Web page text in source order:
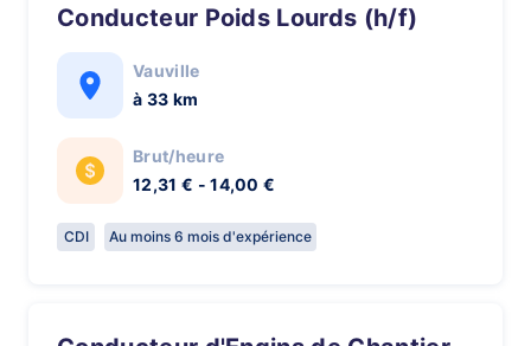
Conducteur Poids Lourds (h/f)
Vauville
à 33 km
Brut/heure
12,31 € - 14,00 €
CDI Au moins 6 mois d'expérience